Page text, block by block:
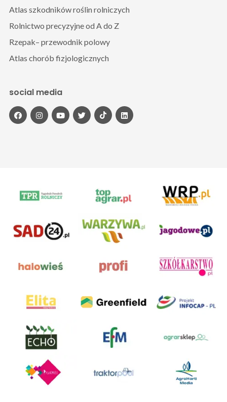
Atlas szkodników roślin rolniczych
Rolnictwo precyzyjne od A do Z
Rzepak– przewodnik polowy
Atlas chorób fizjologicznych
social media